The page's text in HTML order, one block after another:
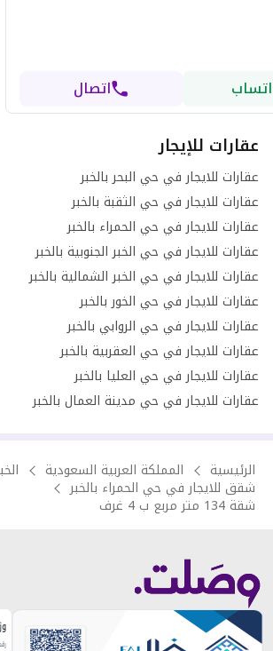
اتصال
عقارات للإيجار
عقارات للايجار في حي البحر بالخبر
عقارات للايجار في حي الثقبة بالخبر
عقارات للايجار في حي الحمراء بالخبر
عقارات للايجار في حي الخبر الجنوبية بالخبر
عقارات للايجار في حي الخبر الشمالية بالخبر
عقارات للايجار في حي الخور بالخبر
عقارات للايجار في حي الروابي بالخبر
عقارات للايجار في حي العقربية بالخبر
عقارات للايجار في حي العليا بالخبر
عقارات للايجار في حي مدينة العمال بالخبر
الرئيسية المملكة العربية السعودية
شقق للايجار في حي الحمراء بالخبر
شقة 134 متر مربع ب 4 غرف